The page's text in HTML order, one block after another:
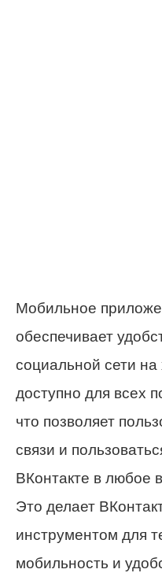
Мобильное
обеспечивает
социальной сети
доступно для всех
что позволяет
связи и
ВКонтакте в любое
Это делает
инструментом для
мобильность и